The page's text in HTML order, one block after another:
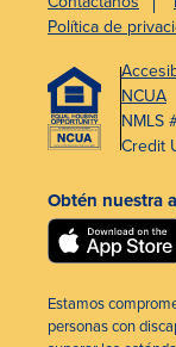
Política de
NCUA
NMLS
Credit
Obtén nuestra
Estamos
personas con